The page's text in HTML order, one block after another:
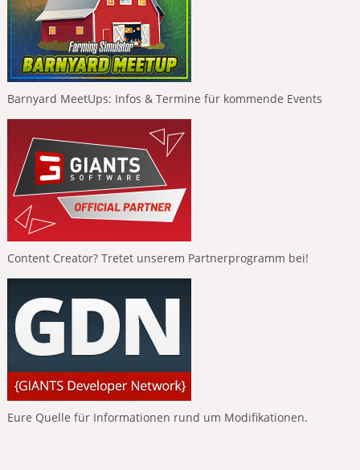
Barnyard MeetUps: Infos & Termine für kommende Events
Content Creator? Tretet unserem Partnerprogramm bei!
Eure Quelle für Informationen rund um Modifikationen.